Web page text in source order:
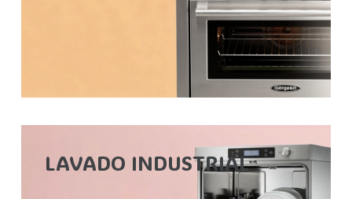
LAVADO INDUSTRIAL